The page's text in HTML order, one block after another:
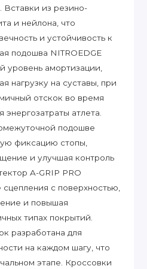
Вставки из резино-
и нейлона, что
и устойчивость к
подошва NITROEDGE
уровень амортизации,
нагрузку на суставы, при
отскок во время
энергозатраты атлета.
подошве
фиксацию стопы,
и улучшая контроль
A-GRIP PRO
сцепления с поверхностью,
и повышая
типах покрытий.
разработана для
на каждом шагу, что
этапе. Кроссовки